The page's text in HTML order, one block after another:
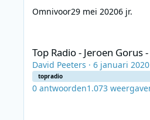
Omnivoor29 mei 20206 jr.
Top Radio - Jeroen
David Peeters · 6 januari 2020
topradio
0 antwoorden1.073